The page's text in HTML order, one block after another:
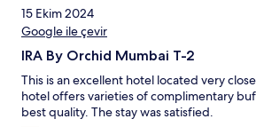
15 Ekim 2024
Google ile çevir
IRA By Orchid Mumbai T-2
This is an excellent hotel located very
hotel offers varieties of complimentary
best quality. The stay was satisfied.